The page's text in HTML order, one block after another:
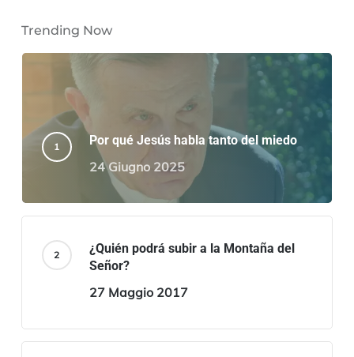
Trending Now
Por qué Jesús habla tanto del miedo
24 Giugno 2025
¿Quién podrá subir a la Montaña del
Señor?
27 Maggio 2017